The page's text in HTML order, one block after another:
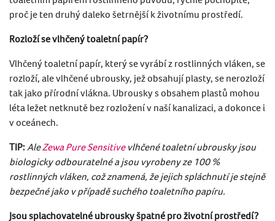
proč je ten druhý daleko šetrnější k životnímu prostředí.
Rozloží se vlhčený toaletní papír?
Vlhčený toaletní papír, který se vyrábí z rostlinných vláken, se
rozloží, ale vlhčené ubrousky, jež obsahují plasty, se nerozloží
tak jako přírodní vlákna. Ubrousky s obsahem plastů mohou
léta ležet netknutě bez rozložení v naší kanalizaci, a dokonce i
v oceánech.
TIP: AleZewa Pure Sensitivevlhčené toaletní ubrousky jsou
biologicky odbouratelné a jsou vyrobeny ze 100 %
rostlinných vláken, což znamená, že jejich spláchnutí je stejně
bezpečné jako v případě suchého toaletního papíru.
Jsou splachovatelné ubrousky špatné pro životní prostředí?